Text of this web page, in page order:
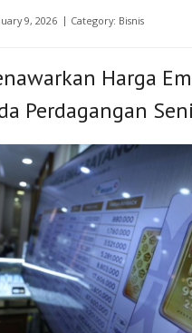
9, 2026 Category: Bisnis
Harga
Perdagangan